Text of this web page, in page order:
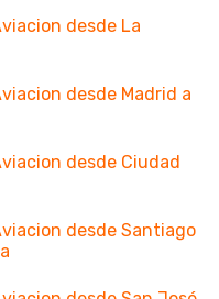
desde La
desde Madrid a
desde Ciudad
desde Santiago